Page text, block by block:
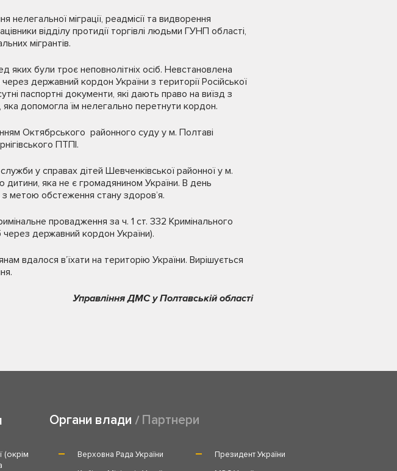
нелегальної міграції, реадмісії та видворення
відділу протидії торгівлі людьми ГУНП області,
мігрантів.
були троє неповнолітніх осіб. Невстановлена
державний кордон України з території Російської
паспортні документи, які дають право на виїзд з
допомогла їм нелегально перетнути кордон.
Октябрського районного суду у м. Полтаві
ПТПІ.
у справах дітей Шевченківської районної у м.
дитини, яка не є громадянином України. В день
з метою обстеження стану здоров’я.
провадження за ч. 1 ст. 332 Кримінального
через державний кордон України).
вдалося в’їхати на територію України. Вирішується
Управління ДМС у Полтавській області
(окрім
Органи влади Партнери
Верховна Рада України
Президент України